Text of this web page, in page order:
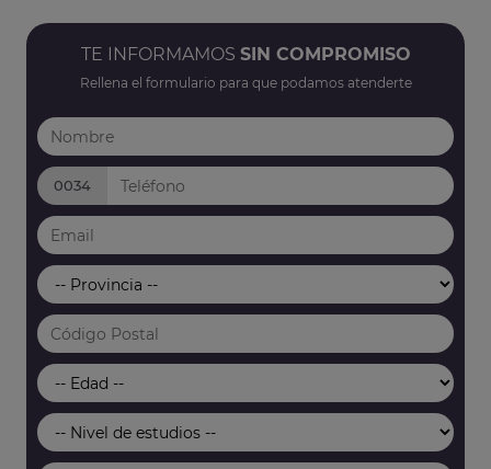
TE INFORMAMOS SIN COMPROMISO
Rellena el formulario para que podamos atenderte
0034